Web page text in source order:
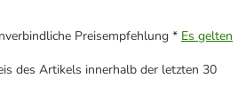
Preisempfehlung * Es gelten
des Artikels innerhalb der letzten 30